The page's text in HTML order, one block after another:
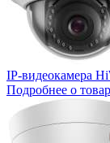
IP-видеокамера
Подробнее о